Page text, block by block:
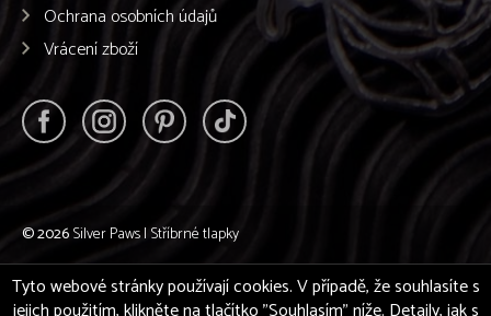
Ochrana osobních údajů
Vrácení zboží
© 2026Silver Paws | Stříbrné tlapky
Tyto webové stránky používají cookies. V případě, že souhlasíte s